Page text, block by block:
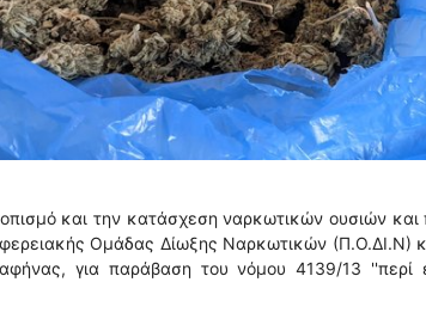
και την κατάσχεση ναρκωτικών ουσιών
Ομάδας Δίωξης Ναρκωτικών (Π.Ο.ΔΙ.Ν)
για παράβαση του νόμου 4139/13 ''περί